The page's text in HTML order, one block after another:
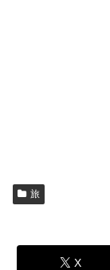
旅
X